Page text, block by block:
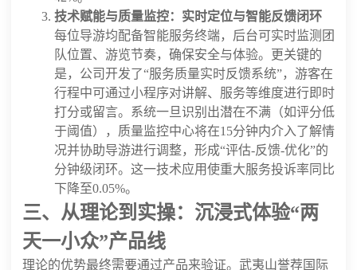
技术赋能与质量监控：实时定位与智能反馈闭环
每位导游均配备智能服务终端，后台可实时监测团
队位置、游览节奏，确保安全与体验。更关键的
是，公司开发了“服务质量实时反馈系统”，游客在
行程中可通过小程序对讲解、服务等维度进行即时
打分或留言。系统一旦识别出潜在不满（如评分低
于阈值），质量监控中心将在15分钟内介入了解情
况并协助导游进行调整，形成“评估-反馈-优化”的
分钟级闭环。这一技术应用使重大服务投诉率同比
下降至0.05%。
三、从理论到实操：沉浸式体验“两
天一小众”产品线
理论的优势最终需要通过产品来验证。武夷山誉荐国际